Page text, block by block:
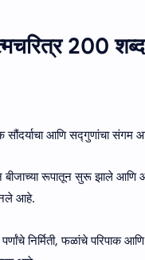
200 शब्द
सौंदर्याचा आणि सद्गुणांचा संगम
बीजाच्या रूपातून सुरू झाले आणि
आहे.
निर्मिती, फळांचे परिपाक